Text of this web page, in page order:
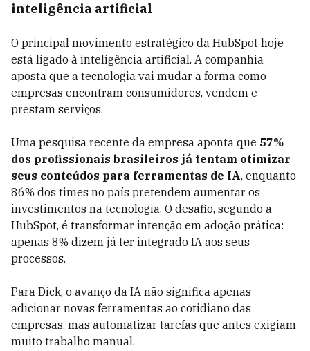
inteligência artificial
O principal movimento estratégico da HubSpot hoje
está ligado à inteligência artificial. A companhia
aposta que a tecnologia vai mudar a forma como
empresas encontram consumidores, vendem e
prestam serviços.
Uma pesquisa recente da empresa aponta que 57%
dos profissionais brasileiros já tentam otimizar
seus conteúdos para ferramentas de IA, enquanto
86% dos times no país pretendem aumentar os
investimentos na tecnologia. O desafio, segundo a
HubSpot, é transformar intenção em adoção prática:
apenas 8% dizem já ter integrado IA aos seus
processos.
Para Dick, o avanço da IA não significa apenas
adicionar novas ferramentas ao cotidiano das
empresas, mas automatizar tarefas que antes exigiam
muito trabalho manual.